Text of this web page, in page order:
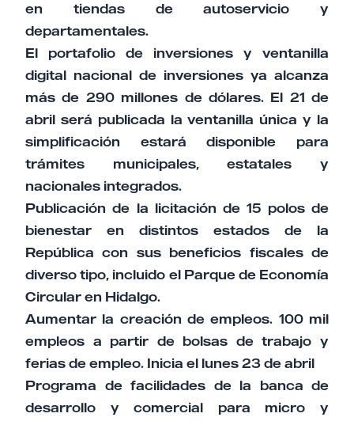
en tiendas de autoservicio y
departamentales.
El portafolio de inversiones y ventanilla
digital nacional de inversiones ya alcanza
más de 290 millones de dólares. El 21 de
abril será publicada la ventanilla única y la
simplificación estará disponible para
trámites municipales, estatales y
nacionales integrados.
Publicación de la licitación de 15 polos de
bienestar en distintos estados de la
República con sus beneficios fiscales de
diverso tipo, incluido el Parque de Economía
Circular en Hidalgo.
Aumentar la creación de empleos. 100 mil
empleos a partir de bolsas de trabajo y
ferias de empleo. Inicia el lunes 23 de abril
Programa de facilidades de la banca de
desarrollo y comercial para micro y